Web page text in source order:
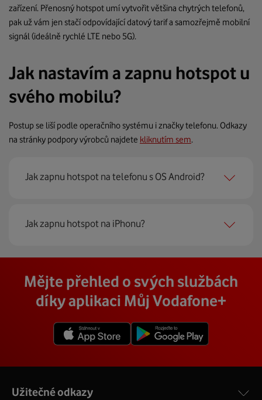
zařízení. Přenosný hotspot umí vytvořit většina chytrých telefonů,
pak už vám jen stačí odpovídající datový tarif a samozřejmě mobilní
signál (ideálně rychlé LTE nebo 5G).
Jak nastavím a zapnu hotspot u
svého mobilu?
Postup se liší podle operačního systému i značky telefonu. Odkazy
na stránky podpory výrobců najdete kliknutím sem.
Jak zapnu hotspot na telefonu s OS Android?
ohledem na verzi systému. Následující screenshoty jsou z
Přejděte do Nastavení - Připojení
Jak zapnu hotspot na iPhonu?
Mějte přehled o svých službách
díky aplikaci Můj Vodafone+
Užitečné odkazy